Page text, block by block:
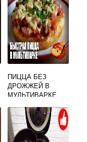
ПИЦЦА БЕЗ
ДРОЖЖЕЙ В
МУЛЬТИВАРКЕ